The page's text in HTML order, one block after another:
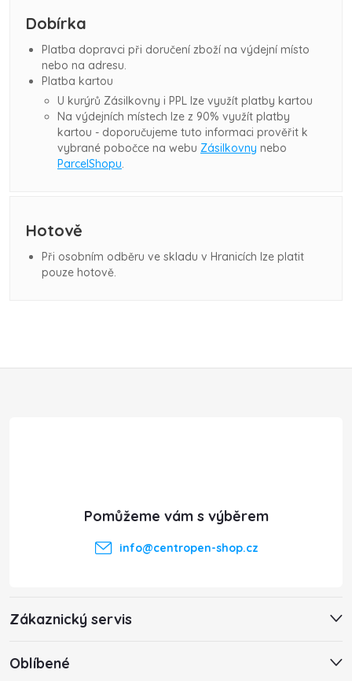
Dobírka
Platba dopravci při doručení zboží na výdejní místo
nebo na adresu.
Platba kartou
U kurýrů Zásilkovny i PPL lze využít platby kartou
Na výdejních místech lze z 90% využít platby
kartou - doporučujeme tuto informaci prověřit k
vybrané pobočce na webu Zásilkovny nebo
ParcelShopu.
Hotově
Při osobním odběru ve skladu v Hranicích lze platit
pouze hotově.
Zákaznický servis
Oblíbené
info@centropen-shop.cz